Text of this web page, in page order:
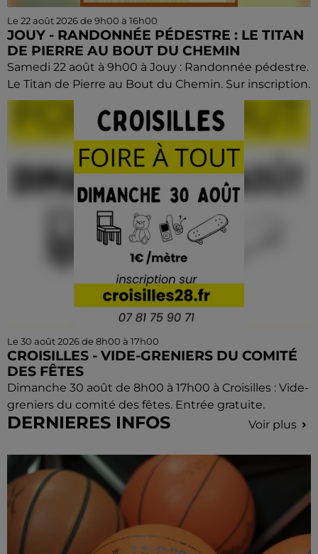
Le 22 août 2026 de 9h00 à 16h00
JOUY - RANDONNÉE PÉDESTRE : LE TITAN
DE PIERRE AU BOUT DU CHEMIN
Samedi 22 août à 9h00 à Jouy : Randonnée pédestre.
Le Titan de Pierre au Bout du Chemin. Sur inscription.
Le 30 août 2026 de 8h00 à 17h00
CROISILLES - VIDE-GRENIERS DU COMITÉ
DES FÊTES
Dimanche 30 août de 8h00 à 17h00 à Croisilles : Vide-
greniers du comité des fêtes. Entrée gratuite.
DERNIERES INFOS Voir plus